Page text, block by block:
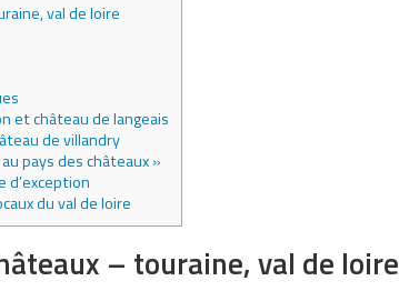
val de loire
et château de langeais
de villandry
pays des châteaux »
d’exception
du val de loire
– touraine, val de loire